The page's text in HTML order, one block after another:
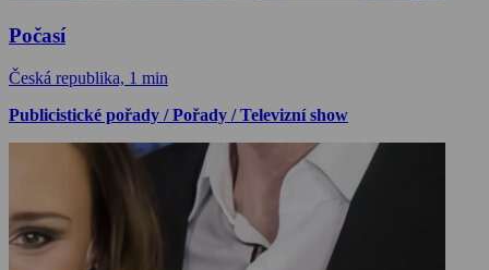
Počasí
Česká republika, 1 min
Publicistické pořady / Pořady / Televizní show